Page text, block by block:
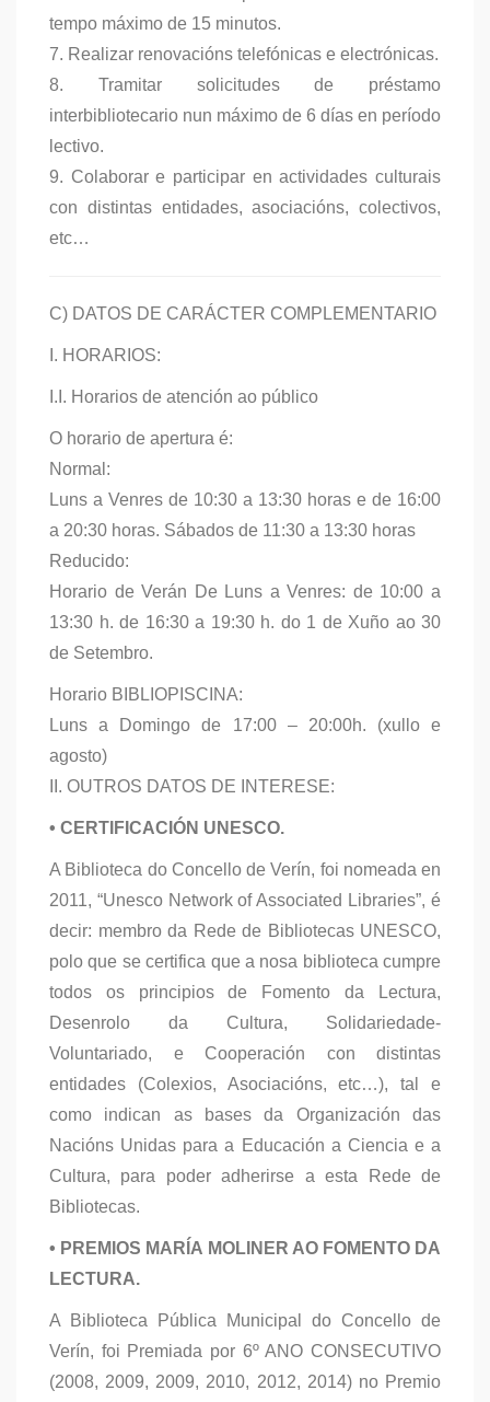
tempo máximo de 15 minutos.
7. Realizar renovacións telefónicas e electrónicas.
8. Tramitar solicitudes de préstamo
interbibliotecario nun máximo de 6 días en período
lectivo.
9. Colaborar e participar en actividades culturais
con distintas entidades, asociacións, colectivos,
etc…
C) DATOS DE CARÁCTER COMPLEMENTARIO
I. HORARIOS:
I.I. Horarios de atención ao público
O horario de apertura é:
Normal:
Luns a Venres de 10:30 a 13:30 horas e de 16:00
a 20:30 horas. Sábados de 11:30 a 13:30 horas
Reducido:
Horario de Verán De Luns a Venres: de 10:00 a
13:30 h. de 16:30 a 19:30 h. do 1 de Xuño ao 30
de Setembro.
Horario BIBLIOPISCINA:
Luns a Domingo de 17:00 – 20:00h. (xullo e
agosto)
II. OUTROS DATOS DE INTERESE:
• CERTIFICACIÓN UNESCO.
A Biblioteca do Concello de Verín, foi nomeada en
2011, “Unesco Network of Associated Libraries”, é
decir: membro da Rede de Bibliotecas UNESCO,
polo que se certifica que a nosa biblioteca cumpre
todos os principios de Fomento da Lectura,
Desenrolo da Cultura, Solidariedade-
Voluntariado, e Cooperación con distintas
entidades (Colexios, Asociacións, etc…), tal e
como indican as bases da Organización das
Nacións Unidas para a Educación a Ciencia e a
Cultura, para poder adherirse a esta Rede de
Bibliotecas.
• PREMIOS MARÍA MOLINER AO FOMENTO DA
LECTURA.
A Biblioteca Pública Municipal do Concello de
Verín, foi Premiada por 6º ANO CONSECUTIVO
(2008, 2009, 2009, 2010, 2012, 2014) no Premio